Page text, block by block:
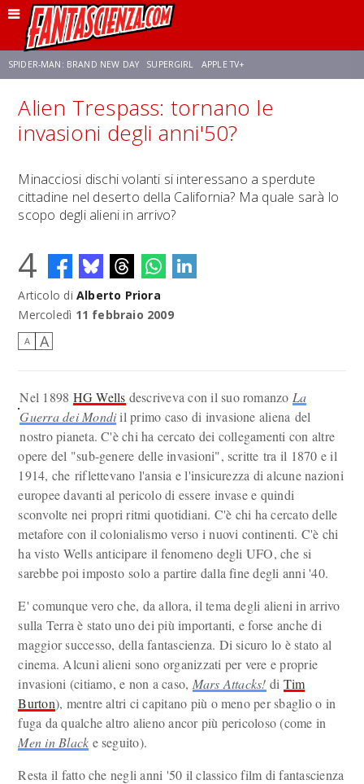
SPIDER-MAN: BRAND NEW DAY SUPERGIRL APPLE TV+
FRANCO RICCIARDIELLO ZENDAYA STAR TREK AVENGERS: DOOMSDAY
Alien Trespass: tornano le
invasioni degli anni'50?
Minacciosi dischi volanti si interessano a sperdute
cittadine nel deserto della California? Ma quale sarà lo
scopo degli alieni in arrivo?
4
Articolo di Alberto Priora
Mercoledì 11 febbraio 2009
A A
Nel 1898 HG Wells descriveva con il suo romanzo La
Guerra dei Mondiil primo caso di invasione aliena del
nostro pianeta. C'è chi ha cercato dei collegamenti con altre
opere del "sub-genere delle invasioni", scritte tra il 1870 e il
1914, che riflettevano l'ansia e l'insicurezza di alcune nazioni
europee davanti al pericolo di essere invase e quindi
sconvolte nei propri ritmi quotidiani. C'è chi ha cercato delle
metafore con il colonialismo verso i nuovi continenti. C'è chi
ha visto Wells anticipare il fenomeno degli UFO, che si
sarebbe poi imposto solo a partire dalla fine degli anni '40.
E' comunque vero che, da allora, il tema degli alieni in arrivo
sulla Terra è stato uno dei più importanti, e forse anche di
maggior successo, della fantascienza. Di sicuro lo è stato al
cinema. Alcuni alieni sono organizzati per vere e proprie
invasioni (citiamo, e non a caso, Mars Attacks! di Tim
Burton), mentre altri ci capitano più o meno per sbaglio o in
fuga da qualche altro alieno ancor più pericoloso (come in
Men in Black e seguito).
Resta il fatto che negli anni '50 il classico film di fantascienza